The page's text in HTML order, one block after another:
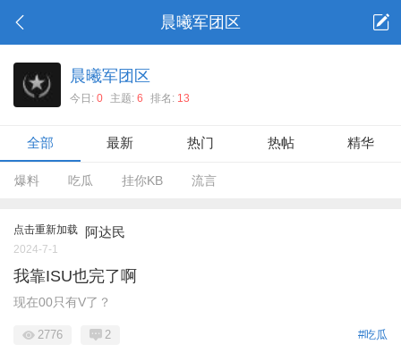
晨曦军团区
晨曦军团区
今日: 0 主题: 6 排名: 13
全部 最新 热门 热帖 精华
爆料 吃瓜 挂你KB 流言
点击重新加载 阿达民
2024-7-1
我靠ISU也完了啊
现在00只有V了？
#吃瓜
2776 2